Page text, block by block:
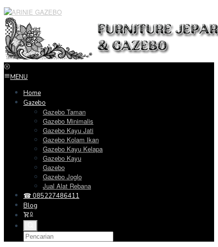
Loncat
ke
konten
MENU
Home
Gazebo
Gazebo Taman
Gazebo Minimalis
Gazebo Kayu Jati
Gazebo Kolam Ikan
Gazebo Kayu Kelapa
Gazebo Kayu
Gazebo
Gazebo Joglo
Jual Alat Rebana
☎ 085227486411
Blog
0